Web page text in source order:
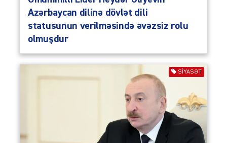
Azərbaycan dilinə dövlət dili
statusunun verilməsində əvəzsiz rolu
olmuşdur
SIYASƏT